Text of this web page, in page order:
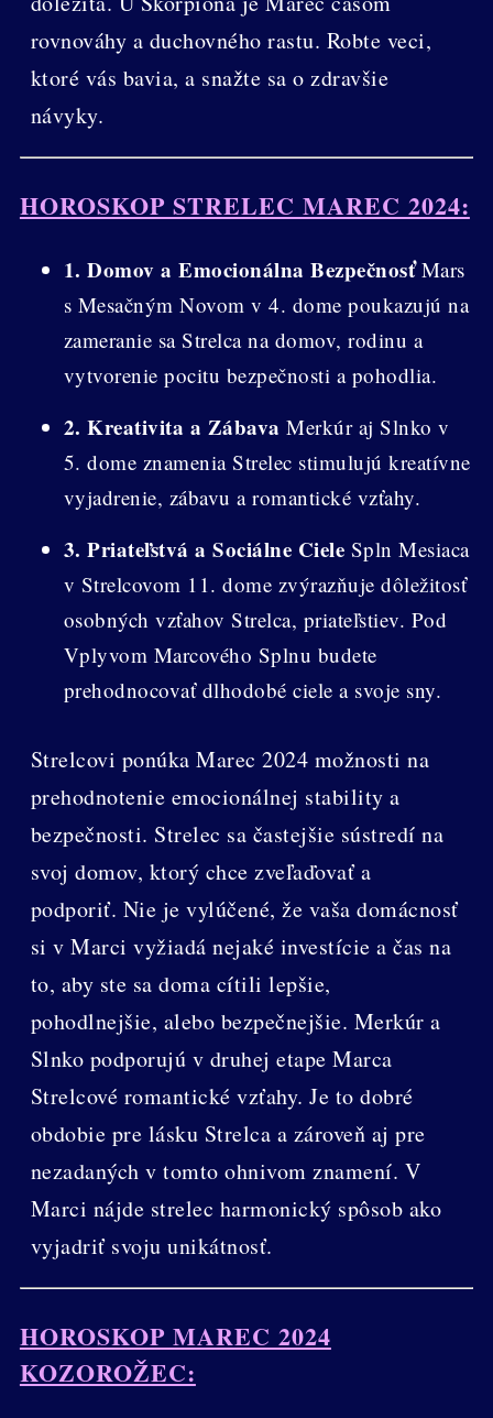
rovnováhy a duchovného rastu. Robte veci,
ktoré vás bavia, a snažte sa o zdravšie
návyky.
HOROSKOP STRELEC MAREC 2024:
1. Domov a Emocionálna BezpečnosťMars
s Mesačným Novom v 4. dome poukazujú na
zameranie sa Strelca na domov, rodinu a
vytvorenie pocitu bezpečnosti a pohodlia.
2. Kreativita a ZábavaMerkúr aj Slnko v
5. dome znamenia Strelec stimulujú kreatívne
vyjadrenie, zábavu a romantické vzťahy.
3. Priateľstvá a Sociálne Ciele Spln Mesiaca
v Strelcovom 11. dome zvýrazňuje dôležitosť
osobných vzťahov Strelca, priateľstiev. Pod
Vplyvom Marcového Splnu budete
prehodnocovať dlhodobé ciele a svoje sny.
Strelcovi ponúka Marec 2024 možnosti na
prehodnotenie emocionálnej stability a
bezpečnosti. Strelec sa častejšie sústredí na
svoj domov, ktorý chce zveľaďovať a
podporiť. Nie je vylúčené, že vaša domácnosť
si v Marci vyžiadá nejaké investície a čas na
to, aby ste sa doma cítili lepšie,
pohodlnejšie, alebo bezpečnejšie. Merkúr a
Slnko podporujú v druhej etape Marca
Strelcové romantické vzťahy. Je to dobré
obdobie pre lásku Strelca a zároveň aj pre
nezadaných v tomto ohnivom znamení. V
Marci nájde strelec harmonický spôsob ako
vyjadriť svoju unikátnosť.
HOROSKOP MAREC 2024
KOZOROŽEC: